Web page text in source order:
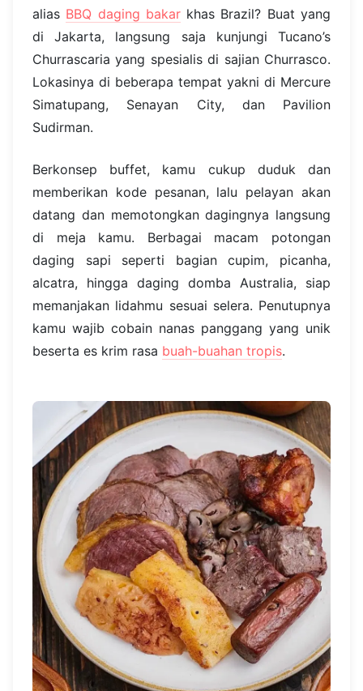
alias BBQ daging bakarkhas Brazil? Buat yang
di Jakarta, langsung saja kunjungi Tucano’s
Churrascaria yang spesialis di sajian Churrasco.
Lokasinya di beberapa tempat yakni di Mercure
Simatupang, Senayan City, dan Pavilion
Sudirman.
Berkonsep buffet, kamu cukup duduk dan
memberikan kode pesanan, lalu pelayan akan
datang dan memotongkan dagingnya langsung
di meja kamu. Berbagai macam potongan
daging sapi seperti bagian cupim, picanha,
alcatra, hingga daging domba Australia, siap
memanjakan lidahmu sesuai selera. Penutupnya
kamu wajib cobain nanas panggang yang unik
beserta es krim rasa buah-buahan tropis.